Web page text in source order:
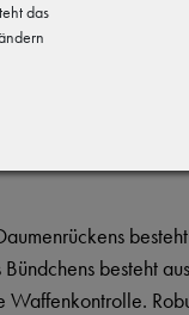
Handfläche innen:
für viel
das